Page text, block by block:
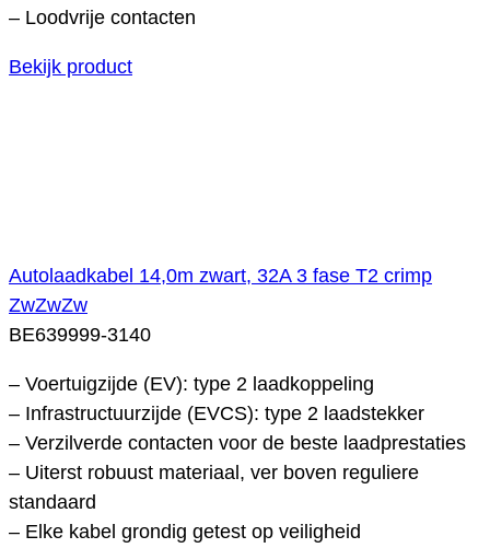
– Loodvrije contacten
Bekijk product
Autolaadkabel 14,0m zwart, 32A 3 fase T2 crimp
ZwZwZw
BE639999-3140
– Voertuigzijde (EV): type 2 laadkoppeling
– Infrastructuurzijde (EVCS): type 2 laadstekker
– Verzilverde contacten voor de beste laadprestaties
– Uiterst robuust materiaal, ver boven reguliere
standaard
– Elke kabel grondig getest op veiligheid